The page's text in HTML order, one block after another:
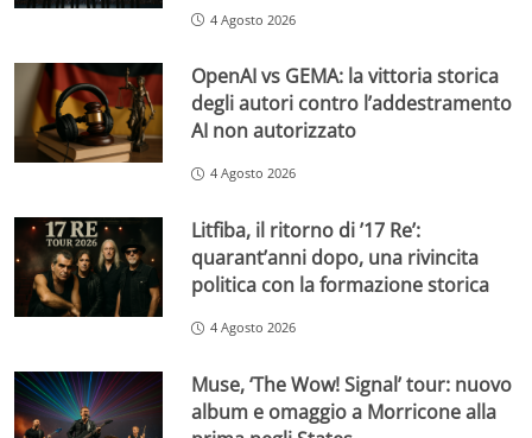
4 Agosto 2026
OpenAI vs GEMA: la vittoria storica
degli autori contro l’addestramento
AI non autorizzato
4 Agosto 2026
Litfiba, il ritorno di ’17 Re’:
quarant’anni dopo, una rivincita
politica con la formazione storica
4 Agosto 2026
Muse, ‘The Wow! Signal’ tour: nuovo
album e omaggio a Morricone alla